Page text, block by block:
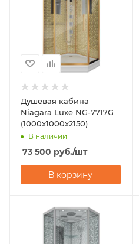
Душевая кабина
Niagara Luxe NG-7717G
(1000x1000х2150)
В наличии
73 500 руб./шт
В корзину